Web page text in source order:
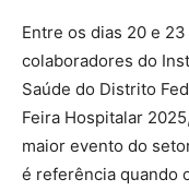
Entre os dias 20 e
colaboradores do
Saúde do Distrito
Feira Hospitalar
maior evento do
é referência quando